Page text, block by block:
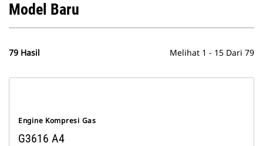
Model Baru
79 Hasil Melihat 1 - 15 Dari 79
Engine Kompresi Gas
G3616 A4